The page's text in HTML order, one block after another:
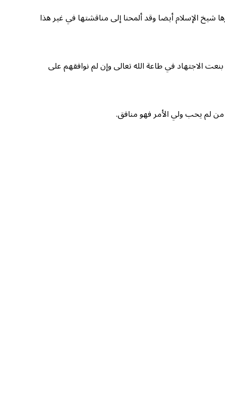
الإسلام أيضا وقد ألمحنا إلى مناقشتها في غير هذا
الاجتهاد في طاعة الله تعالى وإن لم نوافقهم على
من لم يحب ولي الأمر فهو منافق.